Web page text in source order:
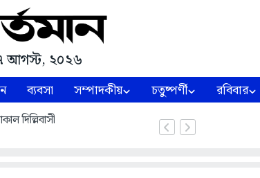
আগস্ট, ২০২৬
ব্যবসা সম্পাদকীয় চতুষ্পর্ণী রবিবার
দিল্লিবাসী